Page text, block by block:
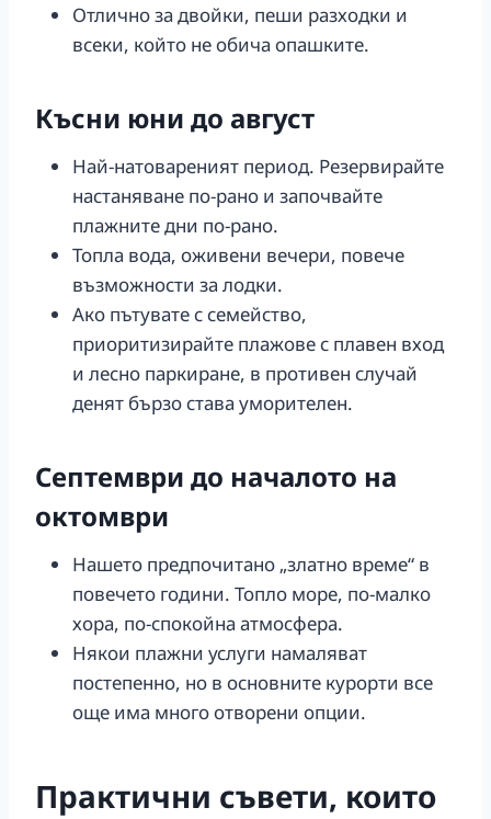
Отлично за двойки, пеши разходки и
всеки, който не обича опашките.
Късни юни до август
Най-натовареният период. Резервирайте
настаняване по-рано и започвайте
плажните дни по-рано.
Топла вода, оживени вечери, повече
възможности за лодки.
Ако пътувате с семейство,
приоритизирайте плажове с плавен вход
и лесно паркиране, в противен случай
денят бързо става уморителен.
Септември до началото на
октомври
Нашето предпочитано „златно време“ в
повечето години. Топло море, по-малко
хора, по-спокойна атмосфера.
Някои плажни услуги намаляват
постепенно, но в основните курорти все
още има много отворени опции.
Практични съвети, които